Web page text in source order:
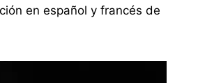
en español y francés de